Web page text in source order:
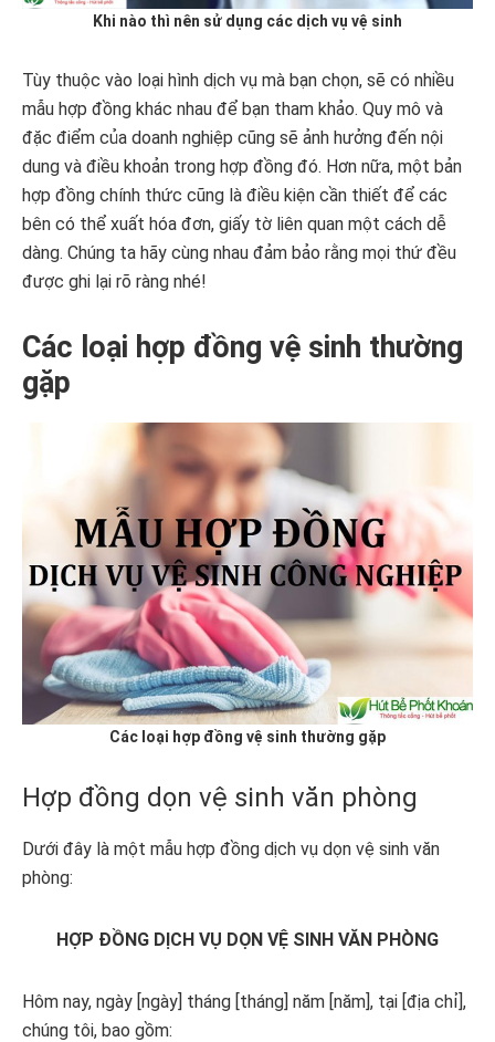
Khi nào thì nên sử dụng các dịch vụ vệ sinh
Tùy thuộc vào loại hình dịch vụ mà bạn chọn, sẽ có nhiều
mẫu hợp đồng khác nhau để bạn tham khảo. Quy mô và
đặc điểm của doanh nghiệp cũng sẽ ảnh hưởng đến nội
dung và điều khoản trong hợp đồng đó. Hơn nữa, một bản
hợp đồng chính thức cũng là điều kiện cần thiết để các
bên có thể xuất hóa đơn, giấy tờ liên quan một cách dễ
dàng. Chúng ta hãy cùng nhau đảm bảo rằng mọi thứ đều
được ghi lại rõ ràng nhé!
Các loại hợp đồng vệ sinh thường
gặp
Các loại hợp đồng vệ sinh thường gặp
Hợp đồng dọn vệ sinh văn phòng
Dưới đây là một mẫu hợp đồng dịch vụ dọn vệ sinh văn
phòng:
HỢP ĐỒNG DỊCH VỤ DỌN VỆ SINH VĂN PHÒNG
Hôm nay, ngày [ngày] tháng [tháng] năm [năm], tại [địa chỉ],
chúng tôi, bao gồm: